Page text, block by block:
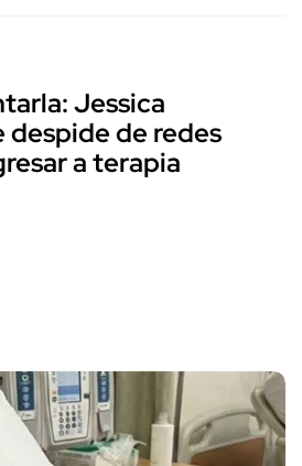
Jessica
despide de redes
a terapia